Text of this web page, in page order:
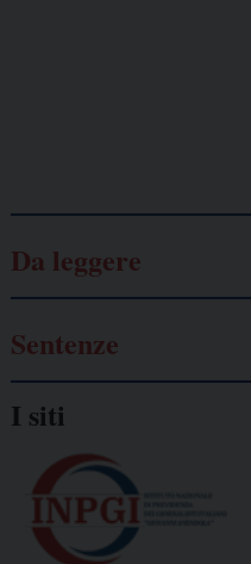
Da leggere
Sentenze
I siti